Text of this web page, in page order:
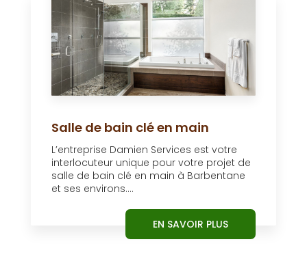
Salle de bain clé en main
L’entreprise Damien Services est votre
interlocuteur unique pour votre projet de
salle de bain clé en main à Barbentane
et ses environs....
EN SAVOIR PLUS